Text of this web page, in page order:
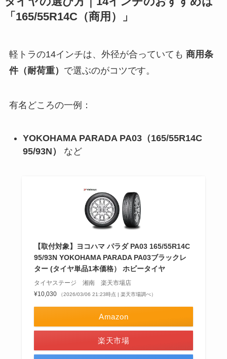
「165/55R14C（商用）」
軽トラの14インチは、外径が合っていても 商用条
件（耐荷重） で選ぶのがコツです。
有名どころの一例：
YOKOHAMA PARADA PA03（165/55R14C
95/93N）
など
【取付対象】ヨコハマ パラダ PA03 165/55R14C
95/93N YOKOHAMA PARADA PA03ブラックレ
ター (タイヤ単品1本価格） ホビータイヤ
タイヤステージ 湘南 楽天市場店
¥10,030
（2026/03/06 21:23時点 | 楽天市場調べ）
Amazon
楽天市場